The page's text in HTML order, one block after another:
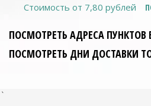
Стоимость от 7,80 рублей
ПОСМОТРЕТЬ АДРЕСА
ПОСМОТРЕТЬ ДНИ ДОСТАВКИ
`